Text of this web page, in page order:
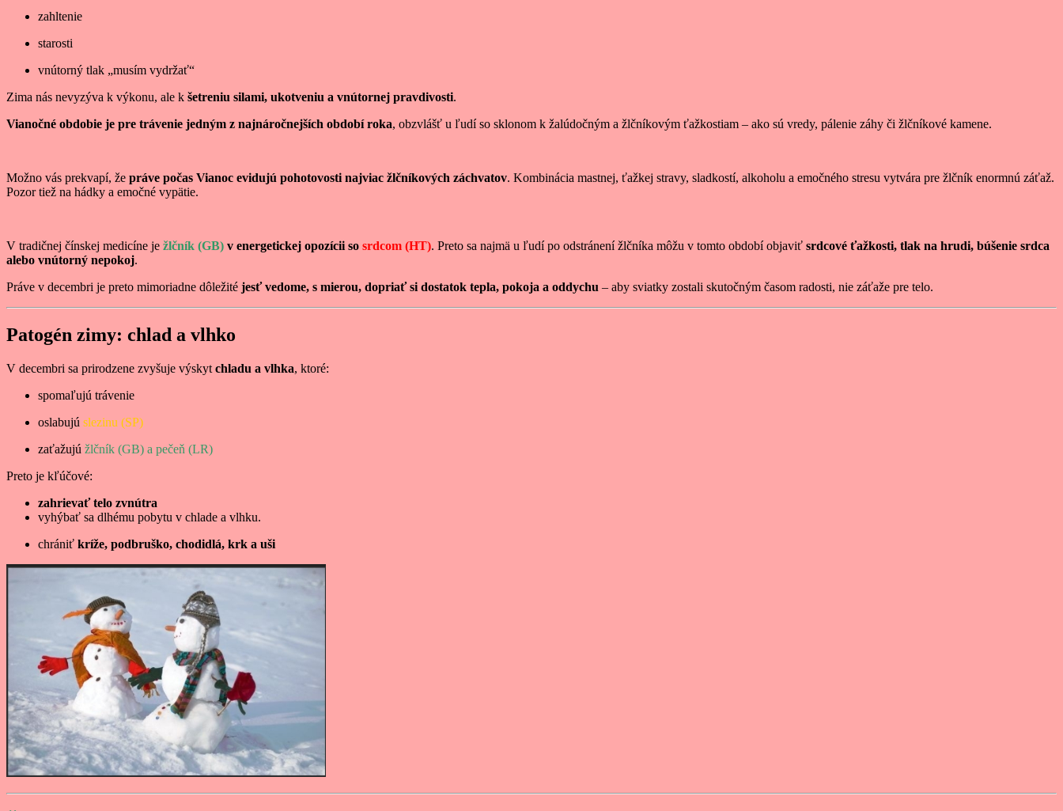
zahltenie
starosti
vnútorný tlak „musím vydržať“
Zima nás nevyzýva k výkonu, ale k šetreniu silami, ukotveniu a vnútornej pravdivosti.
Vianočné obdobie je pre trávenie jedným z najnáročnejších období roka, obzvlášť u ľudí so sklonom k žalúdočným a žlčníkovým ťažkostiam – ako sú vredy, pálenie záhy či žlčníkové kamene.
Možno vás prekvapí, že práve počas Vianoc evidujú pohotovosti najviac žlčníkových záchvatov. Kombinácia mastnej, ťažkej stravy, sladkostí, alkoholu a emočného stresu vytvára pre žlčník enormnú záťaž.
Pozor tiež na hádky a emočné vypätie.
V tradičnej čínskej medicíne je žlčník (GB) v energetickej opozícii so srdcom (HT). Preto sa najmä u ľudí po odstránení žlčníka môžu v tomto období objaviť srdcové ťažkosti, tlak na hrudi, búšenie srdca
alebo vnútorný nepokoj.
Práve v decembri je preto mimoriadne dôležité jesť vedome, s mierou, dopriať si dostatok tepla, pokoja a oddychu – aby sviatky zostali skutočným časom radosti, nie záťaže pre telo.
Patogén zimy: chlad a vlhko
V decembri sa prirodzene zvyšuje výskyt chladu a vlhka, ktoré:
spomaľujú trávenie
oslabujú slezinu (SP)
zaťažujú žlčník (GB) a pečeň (LR)
Preto je kľúčové:
zahrievať telo zvnútra
vyhýbať sa dlhému pobytu v chlade a vlhku.
chrániť kríže, podbruško, chodidlá, krk a uši